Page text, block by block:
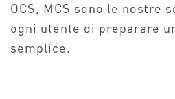
OCS, MCS sono le nostre
ogni utente di preparare
semplice.